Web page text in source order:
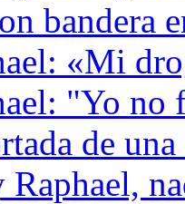
bandera
«Mi
"Yo no
de
Raphael,